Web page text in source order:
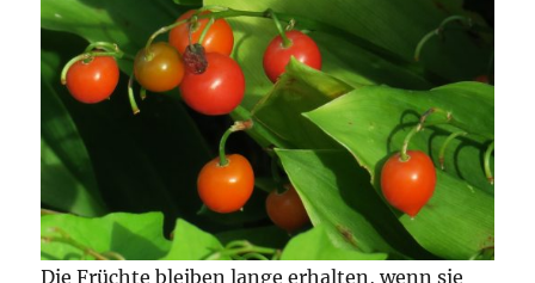
Die Früchte bleiben lange erhalten, wenn sie